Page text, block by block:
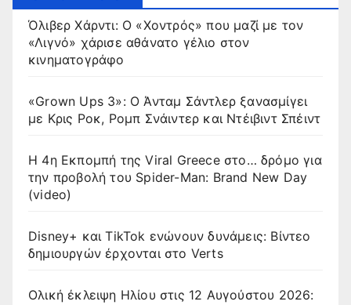
Όλιβερ Χάρντι: Ο «Χοντρός» που μαζί με τον
«Λιγνό» χάρισε αθάνατο γέλιο στον
κινηματογράφο
«Grown Ups 3»: Ο Άνταμ Σάντλερ ξανασμίγει
με Κρις Ροκ, Ρομπ Σνάιντερ και Ντέιβιντ Σπέιντ
Η 4η Εκπομπή της Viral Greece στο… δρόμο για
την προβολή του Spider-Man: Brand New Day
(video)
Disney+ και TikTok ενώνουν δυνάμεις: Βίντεο
δημιουργών έρχονται στο Verts
Ολική έκλειψη Ηλίου στις 12 Αυγούστου 2026: